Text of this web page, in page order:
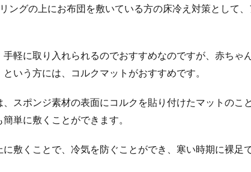
ングの上にお布団を敷いている方の床冷え対策として
手軽に取り入れられるのでおすすめなのですが、赤ちゃ
いう方には、コルクマットがおすすめです。
、スポンジ素材の表面にコルクを貼り付けたマットのこ
単に敷くことができます。
に敷くことで、冷気を防ぐことができ、寒い時期に裸足